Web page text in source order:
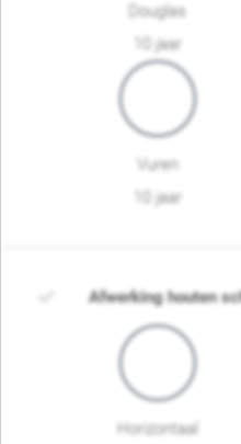
Douglas
10 jaar
Vuren
10 jaar
Afwerking houten
Horizontaal